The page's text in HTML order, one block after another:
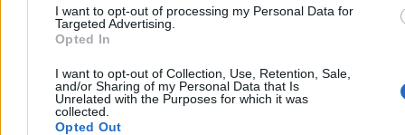
I want to opt-out of processing my Personal Data for
Targeted Advertising.
Opted In
I want to opt-out of Collection, Use, Retention, Sale,
and/or Sharing of my Personal Data that Is
Unrelated with the Purposes for which it was
collected.
Opted Out